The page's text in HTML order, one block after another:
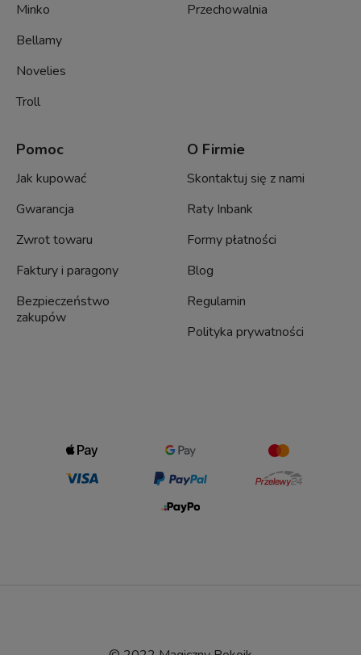
Minko
Bellamy
Novelies
Troll
Przechowalnia
Pomoc
Jak kupować
Gwarancja
Zwrot towaru
Faktury i paragony
Bezpieczeństwo
zakupów
O Firmie
Skontaktuj się z nami
Raty Inbank
Formy płatności
Blog
Regulamin
Polityka prywatności